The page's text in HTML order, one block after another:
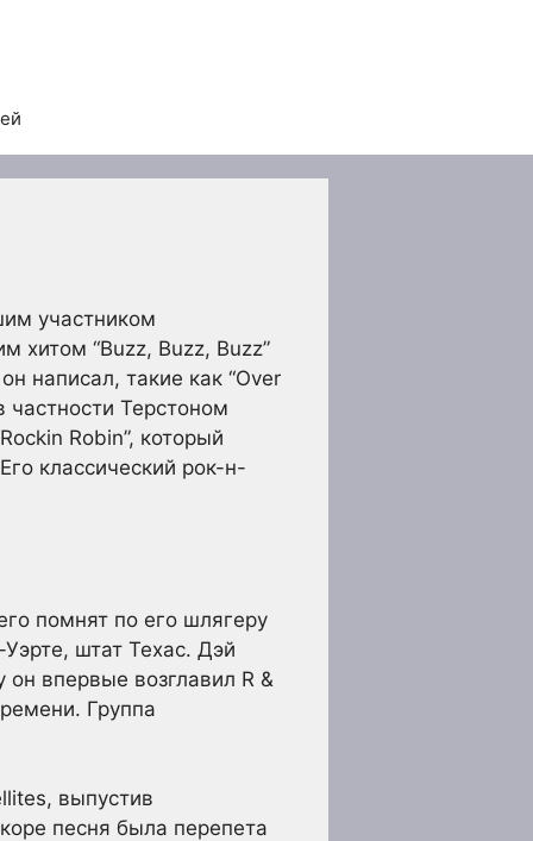
участником
хитом “Buzz, Buzz, Buzz”
написал, такие как “Over
частности Терстоном
Robin”, который
классический рок-н-
помнят по его шлягеру
штат Техас. Дэй
впервые возглавил R &
Группа
выпустив
песня была перепета